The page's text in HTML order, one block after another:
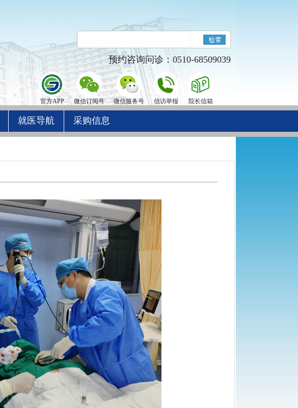
预约咨询问诊：0510-68509039
官方APP 微信订阅号 微信服务号 信访举报 院长信箱
就医导航 采购信息